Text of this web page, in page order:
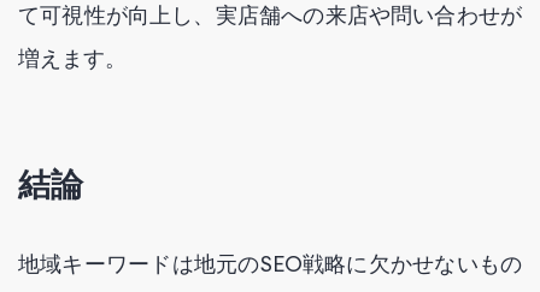
て可視性が向上し、実店舗への来店や問い合わせが
増えます。
結論
地域キーワードは地元のSEO戦略に欠かせないもの